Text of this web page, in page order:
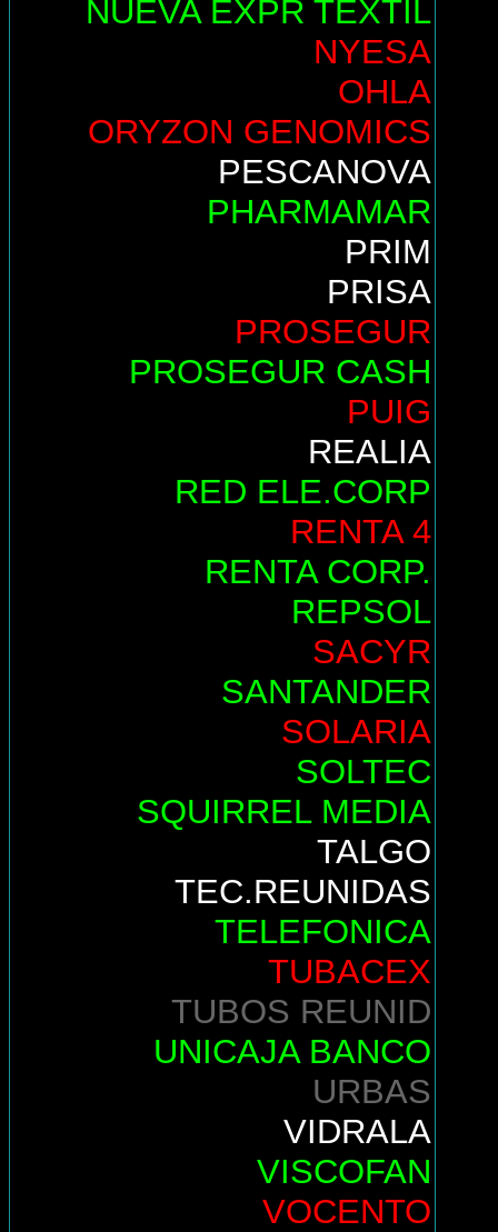
NUEVA EXPR TEXTIL
NYESA
OHLA
ORYZON GENOMICS
PESCANOVA
PHARMAMAR
PRIM
PRISA
PROSEGUR
PROSEGUR CASH
PUIG
REALIA
RED ELE.CORP
RENTA 4
RENTA CORP.
REPSOL
SACYR
SANTANDER
SOLARIA
SOLTEC
SQUIRREL MEDIA
TALGO
TEC.REUNIDAS
TELEFONICA
TUBACEX
TUBOS REUNID
UNICAJA BANCO
URBAS
VIDRALA
VISCOFAN
VOCENTO